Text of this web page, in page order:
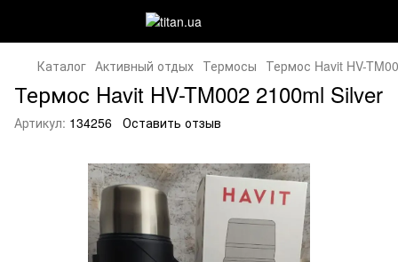
Каталог Активный отдых Термосы Термос Havit HV-
Термос Havit HV-TM002 2100ml Silver
Артикул: 134256 Оставить отзыв